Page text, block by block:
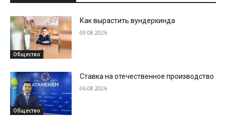
Общество
Как вырастить вундеркинда
09.08.2026
Общество
Ставка на отечественное производство
06.08.2026